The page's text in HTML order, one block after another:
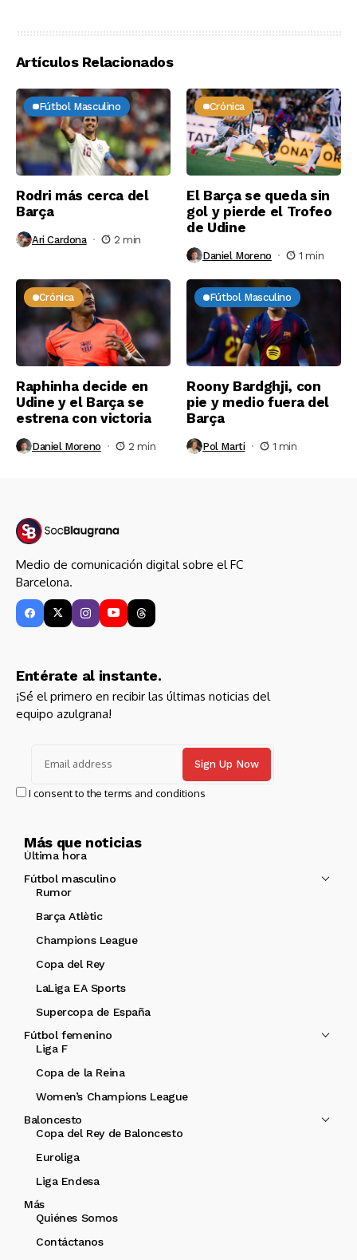
Artículos Relacionados
Fútbol Masculino
Rodri más cerca del
Barça
Ari Cardona 2 min
Crónica
El Barça se queda sin
gol y pierde el Trofeo
de Udine
Daniel Moreno 1 min
Crónica
Raphinha decide en
Udine y el Barça se
estrena con victoria
Daniel Moreno 2 min
Fútbol Masculino
Roony Bardghji, con
pie y medio fuera del
Barça
Pol Marti 1 min
Medio de comunicación digital sobre el FC
Barcelona.
Entérate al instante.
¡Sé el primero en recibir las últimas noticias del
equipo azulgrana!
I consent to the terms and conditions
Más que noticias
Última hora
Fútbol masculino
Rumor
Barça Atlètic
Champions League
Copa del Rey
LaLiga EA Sports
Supercopa de España
Fútbol femenino
Liga F
Copa de la Reina
Women’s Champions League
Baloncesto
Copa del Rey de Baloncesto
Euroliga
Liga Endesa
Más
Quiénes Somos
Contáctanos